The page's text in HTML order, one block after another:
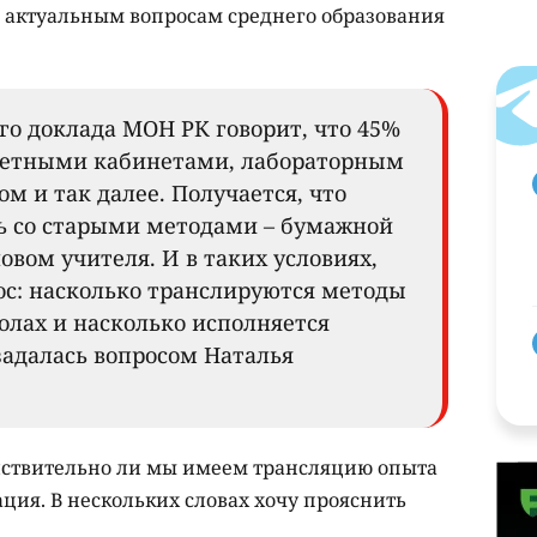
актуальным вопросам среднего образования
доклада МОН РК говорит, что 45%
кабинетами, лабораторным
и так далее. Получается, что
со старыми методами – бумажной
учителя. И в таких условиях,
насколько транслируются методы
и насколько исполняется
вопросом Наталья
ли мы имеем трансляцию опыта
В нескольких словах хочу прояснить